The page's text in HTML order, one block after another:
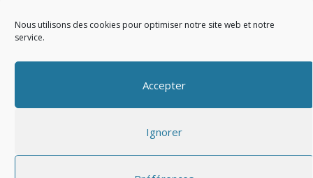
Nous utilisons des cookies pour optimiser notre site web et notre
service.
Accepter
Ignorer
Copyright © 2023 AIDF
Présentation